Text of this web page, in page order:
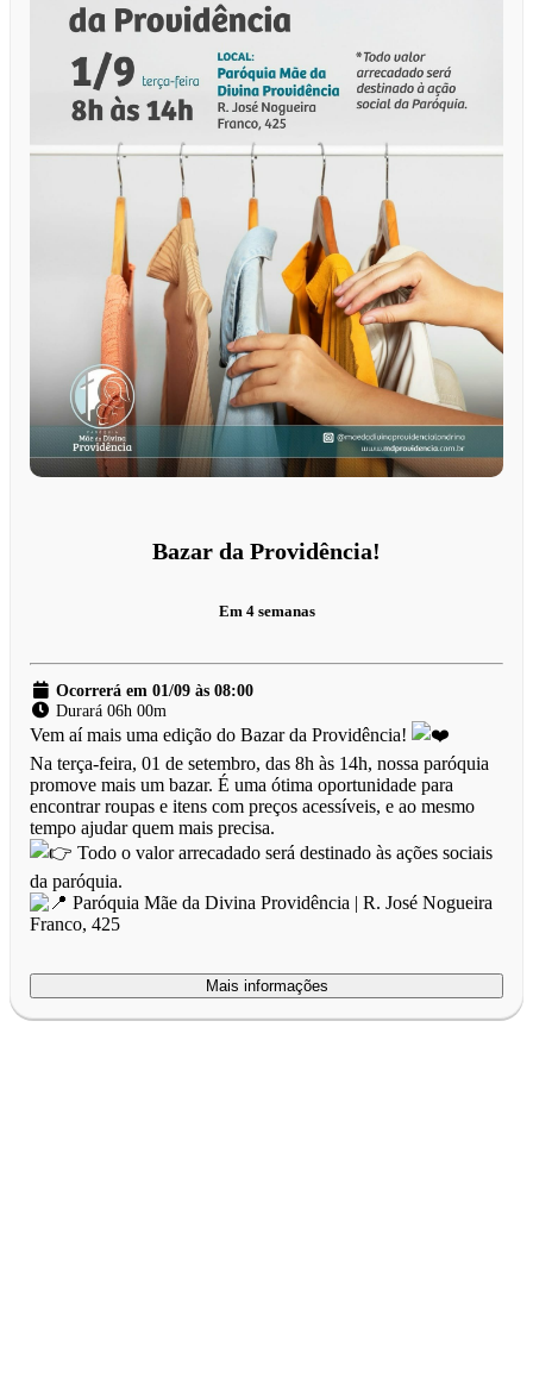
Bazar da Providência!
Em 4 semanas
Ocorrerá em 01/09 às 08:00
Durará 06h 00m
Vem aí mais uma edição do Bazar da Providência!
Na terça-feira, 01 de setembro, das 8h às 14h, nossa paróquia
promove mais um bazar. É uma ótima oportunidade para
encontrar roupas e itens com preços acessíveis, e ao mesmo
tempo ajudar quem mais precisa.
Todo o valor arrecadado será destinado às ações sociais
da paróquia.
Paróquia Mãe da Divina Providência | R. José Nogueira
Franco, 425
Mais informações